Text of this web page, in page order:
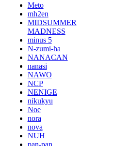
Meto
mh2en
MIDSUMMER
MADNESS
minus 5
N-zumi-ha
NANACAN
nanasi
NAWO
NCP
NENIGE
nikukyu
Noe
nora
nova
NUH
pan-pan